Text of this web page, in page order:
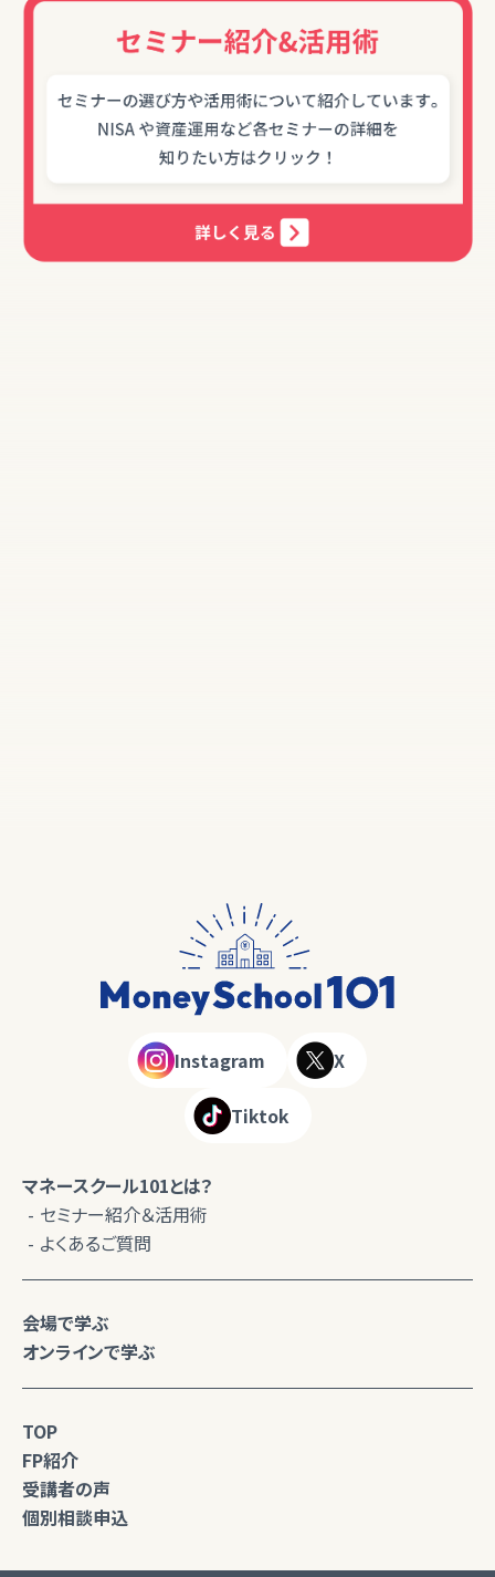
Instagram X
Tiktok
マネースクール101とは？
セミナー紹介＆活用術
よくあるご質問
会場で学ぶ
オンラインで学ぶ
TOP
FP紹介
受講者の声
個別相談申込